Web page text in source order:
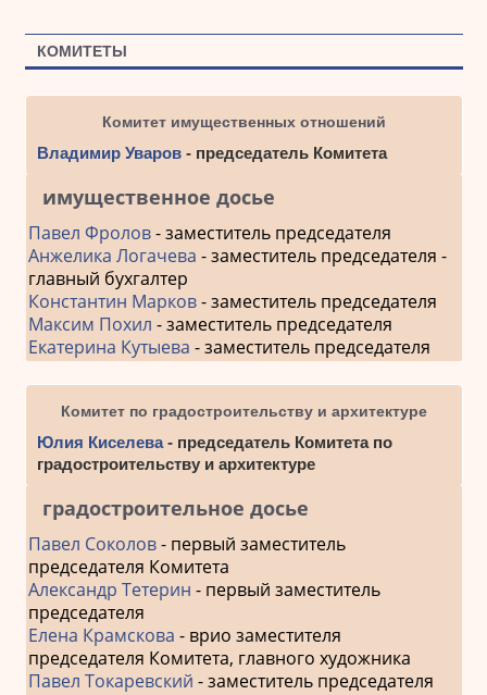
КОМИТЕТЫ
Комитет имущественных отношений
Владимир Уваров- председатель Комитета
имущественное досье
Павел Фролов- заместитель председателя
Анжелика Логачева - заместитель председателя -
главный бухгалтер
Константин Марков- заместитель председателя
Максим Похил - заместитель председателя
Екатерина Кутыева - заместитель председателя
Комитет по градостроительству и архитектуре
Юлия Киселева- председатель Комитета по
градостроительству и архитектуре
градостроительное досье
Павел Соколов- первый заместитель
председателя Комитета
Александр Тетерин - первый заместитель
председателя
Елена Крамскова - врио заместителя
председателя Комитета, главного художника
Павел Токаревский - заместитель председателя